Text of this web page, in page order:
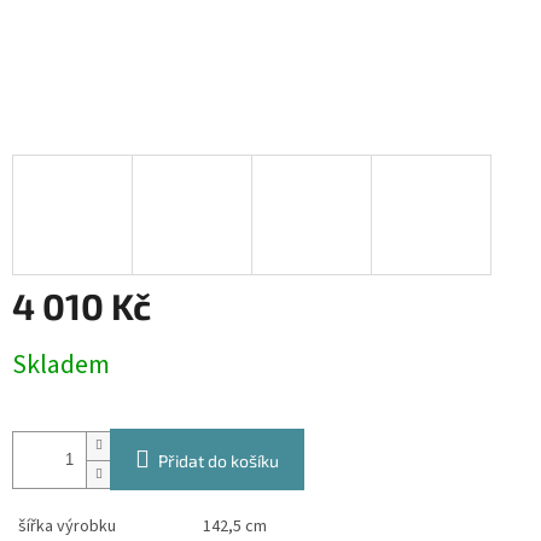
4 010 Kč
cena:
Skladem
Přidat do košíku
šířka výrobku
142,5 cm